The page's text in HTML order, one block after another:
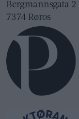
Bergmannsgata 2
7374 Røros